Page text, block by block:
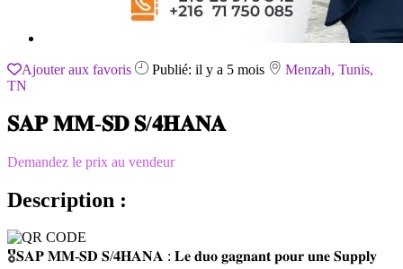
Ajouter aux favoris Publié: il y a 5 mois
Menzah, Tunis,
TN
𝐒𝐀𝐏 𝐌𝐌-𝐒𝐃 𝐒/𝟒𝐇𝐀𝐍𝐀
Demandez le prix au vendeur
Description :
🎖𝐒𝐀𝐏 𝐌𝐌-𝐒𝐃 𝐒/𝟒𝐇𝐀𝐍𝐀 : 𝐋𝐞 𝐝𝐮𝐨 𝐠𝐚𝐠𝐧𝐚𝐧𝐭 𝐩𝐨𝐮𝐫 𝐮𝐧𝐞 𝐒𝐮𝐩𝐩𝐥𝐲